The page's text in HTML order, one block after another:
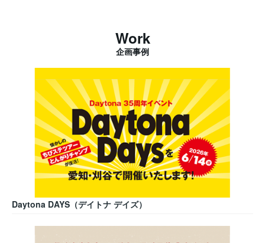
Work
企画事例
Daytona DAYS（デイトナ デイズ）